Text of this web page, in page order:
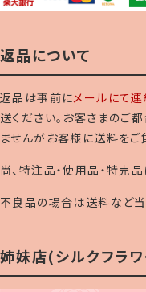
返品について
返品は事前にメールにて
送ください。お客さまのご
ませんがお客様に送料をご
尚、特注品・使用品・特売
不良品の場合は送料など当
姉妹店(シルクフラ